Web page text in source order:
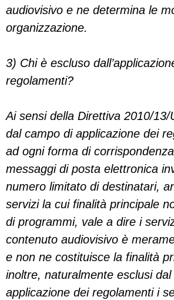
audiovisivo e ne determina le
organizzazione.
3) Chi è escluso
regolamenti?
Ai sensi della Direttiva 2010/13/
dal campo di applicazione dei
ad ogni forma di
messaggi di posta elettronica
numero limitato di destinatari,
servizi la cui finalità principale
di programmi, vale a dire i
contenuto audiovisivo è
e non ne costituisce la finalità
inoltre, naturalmente esclusi
applicazione dei regolamenti i